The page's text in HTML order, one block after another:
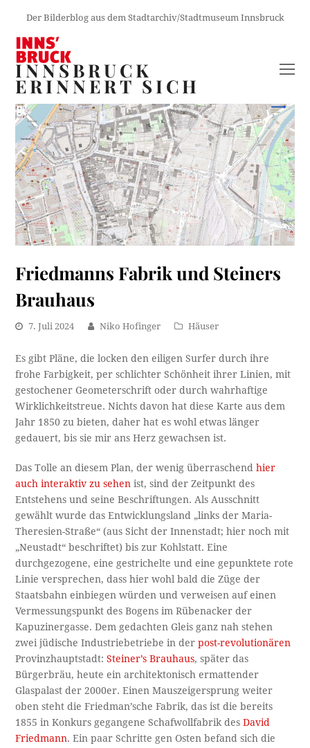
Der Bilderblog aus dem Stadtarchiv/Stadtmuseum Innsbruck
INNSBRUCK
ERINNERT SICH
Friedmanns Fabrik und Steiners
Brauhaus
7. Juli 2024 Niko Hofinger Häuser
Es gibt Pläne, die locken den eiligen Surfer durch ihre
frohe Farbigkeit, per schlichter Schönheit ihrer Linien, mit
gestochener Geometerschrift oder durch wahrhaftige
Wirklichkeitstreue. Nichts davon hat diese Karte aus dem
Jahr 1850 zu bieten, daher hat es wohl etwas länger
gedauert, bis sie mir ans Herz gewachsen ist.
Das Tolle an diesem Plan, der wenig überraschendhier
auch interaktiv zu sehen ist, sind der Zeitpunkt des
Entstehens und seine Beschriftungen. Als Ausschnitt
gewählt wurde das Entwicklungsland „links der Maria-
Theresien-Straße“ (aus Sicht der Innenstadt; hier noch mit
„Neustadt“ beschriftet) bis zur Kohlstatt. Eine
durchgezogene, eine gestrichelte und eine gepunktete rote
Linie versprechen, dass hier wohl bald die Züge der
Staatsbahn einbiegen würden und verweisen auf einen
Vermessungspunkt des Bogens im Rübenacker der
Kapuzinergasse. Dem gedachten Gleis ganz nah stehen
zwei jüdische Industriebetriebe in derpost-revolutionären
Provinzhauptstadt:Steiner’s Brauhaus, später das
Bürgerbräu, heute ein architektonisch ermattender
Glaspalast der 2000er. Einen Mauszeigersprung weiter
oben steht die Friedman’sche Fabrik, das ist die bereits
1855 in Konkurs gegangene Schafwollfabrik desDavid
Friedmann. Ein paar Schritte gen Osten befand sich die